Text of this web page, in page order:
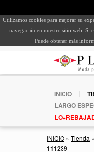
Utilizamos cookies para mejorar su
navegación en nuestro sitio web. Si
Puede obtener más
INICIO
LARGO
INICIO » Tienda »
111239